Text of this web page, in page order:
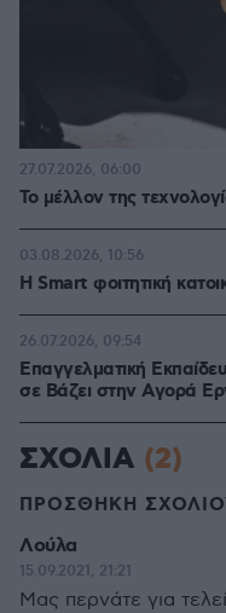
Το μέλλον της
27.07.2026, 06:00
Η Smart φοιτητική
03.08.2026, 10:56
Επαγγελματική
σε Bάζει στην Aγορά
26.07.2026, 09:54
ΣΧΟΛΙΑ (2)
ΠΡΟΣΘΗΚΗ
Λούλα
15.09.2021, 21:21
Μας περνάτε για